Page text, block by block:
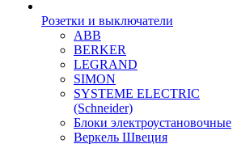
Розетки и выключатели
ABB
BERKER
LEGRAND
SIMON
SYSTEME ELECTRIC
(Schneider)
Блоки электроустановочные
Веркель Швеция